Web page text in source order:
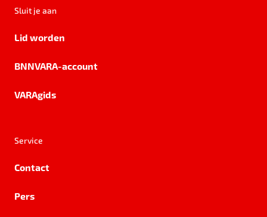
Sluit je aan
Lid worden
BNNVARA-account
VARAgids
Service
Contact
Pers